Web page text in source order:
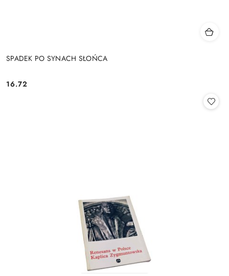
SPADEK PO SYNACH SŁOŃCA
Cena:
16.72